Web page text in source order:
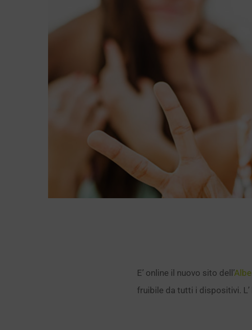
E’ online il nuovo sito dell’
fruibile da tutti i dispositivi.